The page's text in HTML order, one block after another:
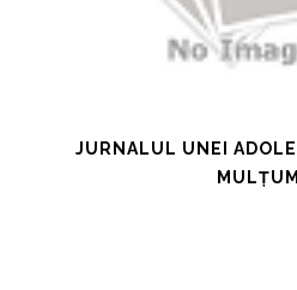
JURNALUL UNEI